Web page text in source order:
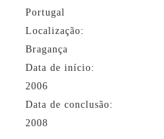
Portugal
Localização:
Bragança
Data de início:
2006
Data de conclusão:
2008